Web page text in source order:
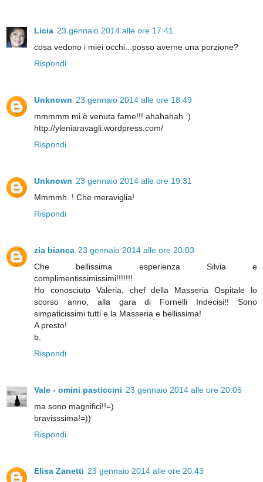
Licia 23 gennaio 2014 alle ore 17:41
cosa vedono i miei occhi...posso averne una porzione?
Rispondi
Unknown 23 gennaio 2014 alle ore 18:49
mmmmm mi è venuta fame!!! ahahahah :)
http://yleniaravagli.wordpress.com/
Rispondi
Unknown 23 gennaio 2014 alle ore 19:31
Mmmmh. ! Che meraviglia!
Rispondi
zia bianca 23 gennaio 2014 alle ore 20:03
Che bellissima esperienza Silvia e
complimentissimissimi!!!!!!!
Ho conosciuto Valeria, chef della Masseria Ospitale lo
scorso anno, alla gara di Fornelli Indecisi!! Sono
simpaticissimi tutti e la Masseria e bellissima!
A presto!
b.
Rispondi
Vale - omini pasticcini 23 gennaio 2014 alle ore 20:05
ma sono magnifici!!=)
bravisssima!=))
Rispondi
Elisa Zanetti 23 gennaio 2014 alle ore 20:43